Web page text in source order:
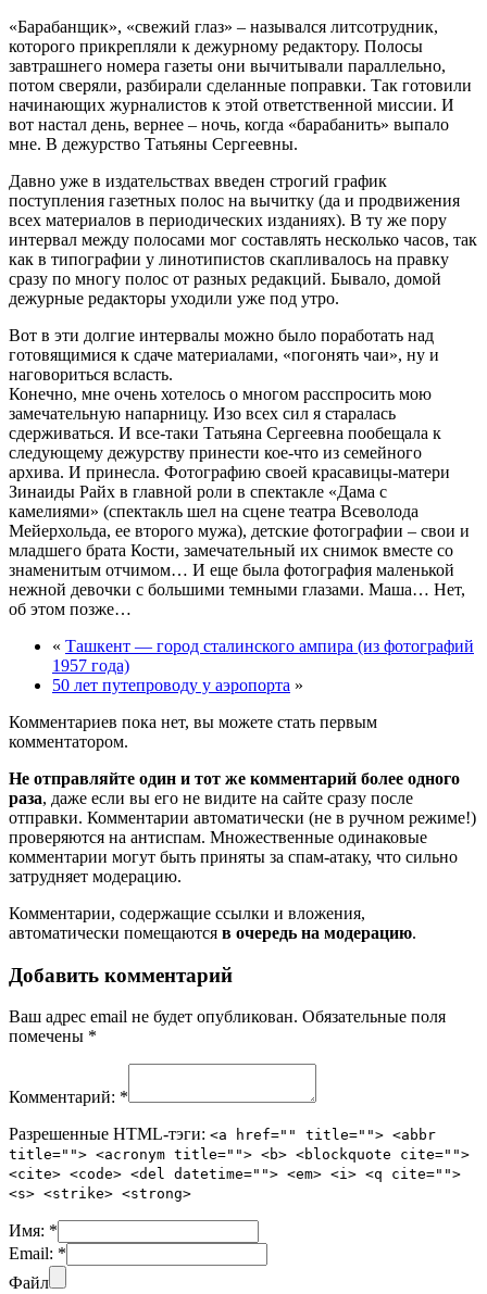
«Барабанщик», «свежий глаз» – назывался литсотрудник,
которого прикрепляли к дежурному редактору. Полосы
завтрашнего номера газеты они вычитывали параллельно,
потом сверяли, разбирали сделанные поправки. Так готовили
начинающих журналистов к этой ответственной миссии. И
вот настал день, вернее – ночь, когда «барабанить» выпало
мне. В дежурство Татьяны Сергеевны.
Давно уже в издательствах введен строгий график
поступления газетных полос на вычитку (да и продвижения
всех материалов в периодических изданиях). В ту же пору
интервал между полосами мог составлять несколько часов, так
как в типографии у линотипистов скапливалось на правку
сразу по многу полос от разных редакций. Бывало, домой
дежурные редакторы уходили уже под утро.
Вот в эти долгие интервалы можно было поработать над
готовящимися к сдаче материалами, «погонять чаи», ну и
наговориться всласть.
Конечно, мне очень хотелось о многом расспросить мою
замечательную напарницу. Изо всех сил я старалась
сдерживаться. И все-таки Татьяна Сергеевна пообещала к
следующему дежурству принести кое-что из семейного
архива. И принесла. Фотографию своей красавицы-матери
Зинаиды Райх в главной роли в спектакле «Дама с
камелиями» (спектакль шел на сцене театра Всеволода
Мейерхольда, ее второго мужа), детские фотографии – свои и
младшего брата Кости, замечательный их снимок вместе со
знаменитым отчимом… И еще была фотография маленькой
нежной девочки с большими темными глазами. Маша… Нет,
об этом позже…
« Ташкент — город сталинского ампира (из фотографий
1957 года)
50 лет путепроводу у аэропорта »
Комментариев пока нет, вы можете стать первым
комментатором.
Не отправляйте один и тот же комментарий более одного
раза, даже если вы его не видите на сайте сразу после
отправки. Комментарии автоматически (не в ручном режиме!)
проверяются на антиспам. Множественные одинаковые
комментарии могут быть приняты за спам-атаку, что сильно
затрудняет модерацию.
Комментарии, содержащие ссылки и вложения,
автоматически помещаются в очередь на модерацию.
Добавить комментарий
Ваш адрес email не будет опубликован. Обязательные поля
помечены *
Комментарий: *
Разрешенные HTML-тэги: <a href="" title=""> <abbr
title=""> <acronym title=""> <b> <blockquote cite="">
<cite> <code> <del datetime=""> <em> <i> <q cite="">
<s> <strike> <strong>
Имя: *
Email: *
Файл